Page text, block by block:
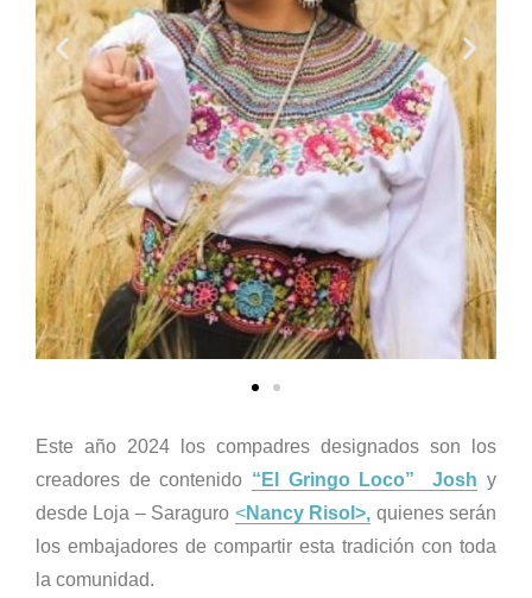
Este año 2024 los compadres designados son los
creadores de contenido “El Gringo Loco” Josh y
desde Loja – Saraguro <Nancy Risol>, quienes serán
los embajadores de compartir esta tradición con toda
la comunidad.